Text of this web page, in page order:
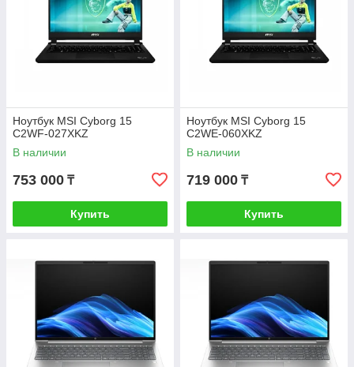
Ноутбук MSI Cyborg 15
C2WF-027XKZ
В наличии
753 000 ₸
Купить
Ноутбук MSI Cyborg 15
C2WE-060XKZ
В наличии
719 000 ₸
Купить